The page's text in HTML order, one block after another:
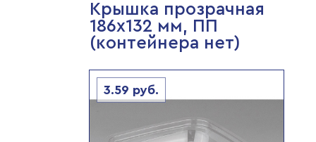
Крышка прозрачная
186х132 мм, ПП
(контейнера нет)
3.59 руб.